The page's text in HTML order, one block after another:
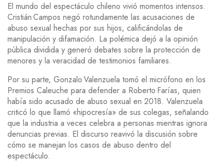
El mundo del espectáculo chileno vivió momentos intensos.
Cristián Campos negó rotundamente las acusaciones de
abuso sexual hechas por sus hijos, calificándolas de
manipulación y difamación. La polémica dejó a la opinión
pública dividida y generó debates sobre la protección de
menores y la veracidad de testimonios familiares.
Por su parte, Gonzalo Valenzuela tomó el micrófono en los
Premios Caleuche para defender a Roberto Farías, quien
había sido acusado de abuso sexual en 2018. Valenzuela
criticó lo que llamó «hipocresía» de sus colegas, señalando
que la industria a veces celebra a personas mientras ignora
denuncias previas. El discurso reavivó la discusión sobre
cómo se manejan los casos de abuso dentro del
espectáculo.